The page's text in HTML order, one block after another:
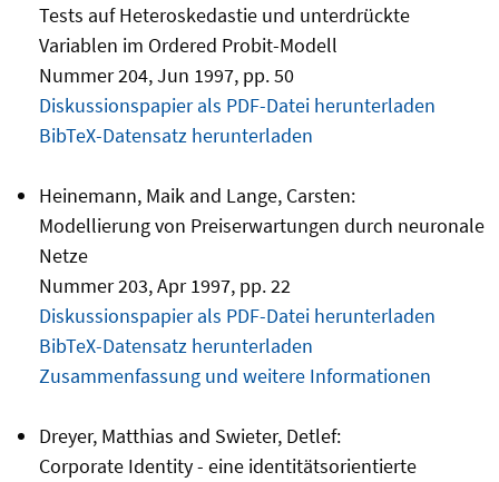
Tests auf Heteroskedastie und unterdrückte
Variablen im Ordered Probit-Modell
Nummer 204, Jun 1997, pp. 50
Diskussionspapier als PDF-Datei herunterladen
BibTeX-Datensatz herunterladen
Heinemann, Maik and Lange, Carsten:
Modellierung von Preiserwartungen durch neuronale
Netze
Nummer 203, Apr 1997, pp. 22
Diskussionspapier als PDF-Datei herunterladen
BibTeX-Datensatz herunterladen
Zusammenfassung und weitere Informationen
Dreyer, Matthias and Swieter, Detlef:
Corporate Identity - eine identitätsorientierte